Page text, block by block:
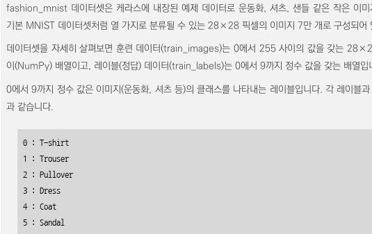
fashion_mnist 데이터셋은 케라스에 내장된 예제 데이터로 운동화, 셔츠, 샌들 같은 작은 이미
기본 MNIST 데이터셋처럼 열 가지로 분류될 수 있는 28×28 픽셀의 이미지 7만 개로 구성되어
데이터셋을 자세히 살펴보면 훈련 데이터(train_images)는 0에서 255 사이의 값을 갖는
이(NumPy) 배열이고, 레이블(정답) 데이터(train_labels)는 0에서 9까지 정수 값을 갖는 배열입
0에서 9까지 정수 값은 이미지(운동화, 셔츠 등)의 클래스를 나타내는 레이블입니다. 각 레이블
과 같습니다.
0 : T-shirt
1 : Trouser
2 : Pullover
3 : Dress
4 : Coat
5 : Sandal